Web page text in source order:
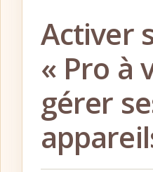
Activer
« Pro à
gérer